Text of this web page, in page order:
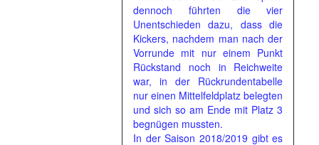
dennoch führten die vier
Unentschieden dazu, dass die
Kickers, nachdem man nach der
Vorrunde mit nur einem Punkt
Rückstand noch in Reichweite
war, in der Rückrundentabelle
nur einen Mittelfeldplatz belegten
und sich so am Ende mit Platz 3
begnügen mussten.
In der Saison 2018/2019 gibt es